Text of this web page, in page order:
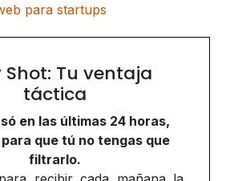
para startups
Shot: Tu ventaja
táctica
en las últimas 24 horas,
que tú no tengas que
filtrarlo.